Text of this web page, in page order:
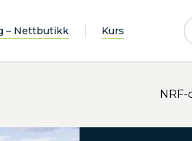
– Nettbutikk Kurs